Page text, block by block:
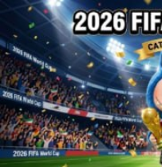
2026国际足联世
站-World Class
会员登录